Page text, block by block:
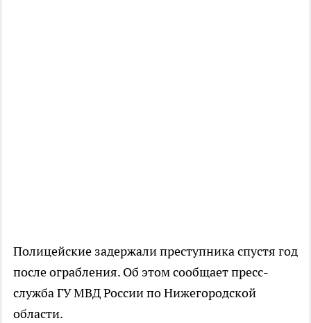
Полицейские задержали преступника спустя год
после ограбления. Об этом сообщает пресс-
служба ГУ МВД России по Нижегородской
области.